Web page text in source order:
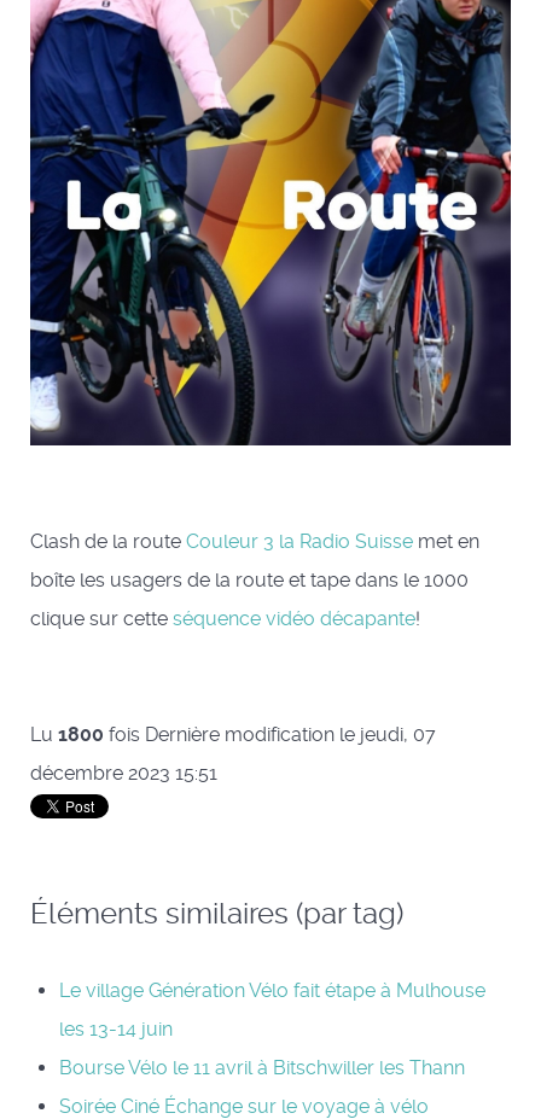
Clash de la route Couleur 3 la Radio Suisse met en
boîte les usagers de la route et tape dans le 1000
clique sur cette séquence vidéo décapante!
Lu 1800 fois Dernière modification le jeudi, 07
décembre 2023 15:51
Éléments similaires (par tag)
Le village Génération Vélo fait étape à Mulhouse
les 13-14 juin
Bourse Vélo le 11 avril à Bitschwiller les Thann
Soirée Ciné Échange sur le voyage à vélo